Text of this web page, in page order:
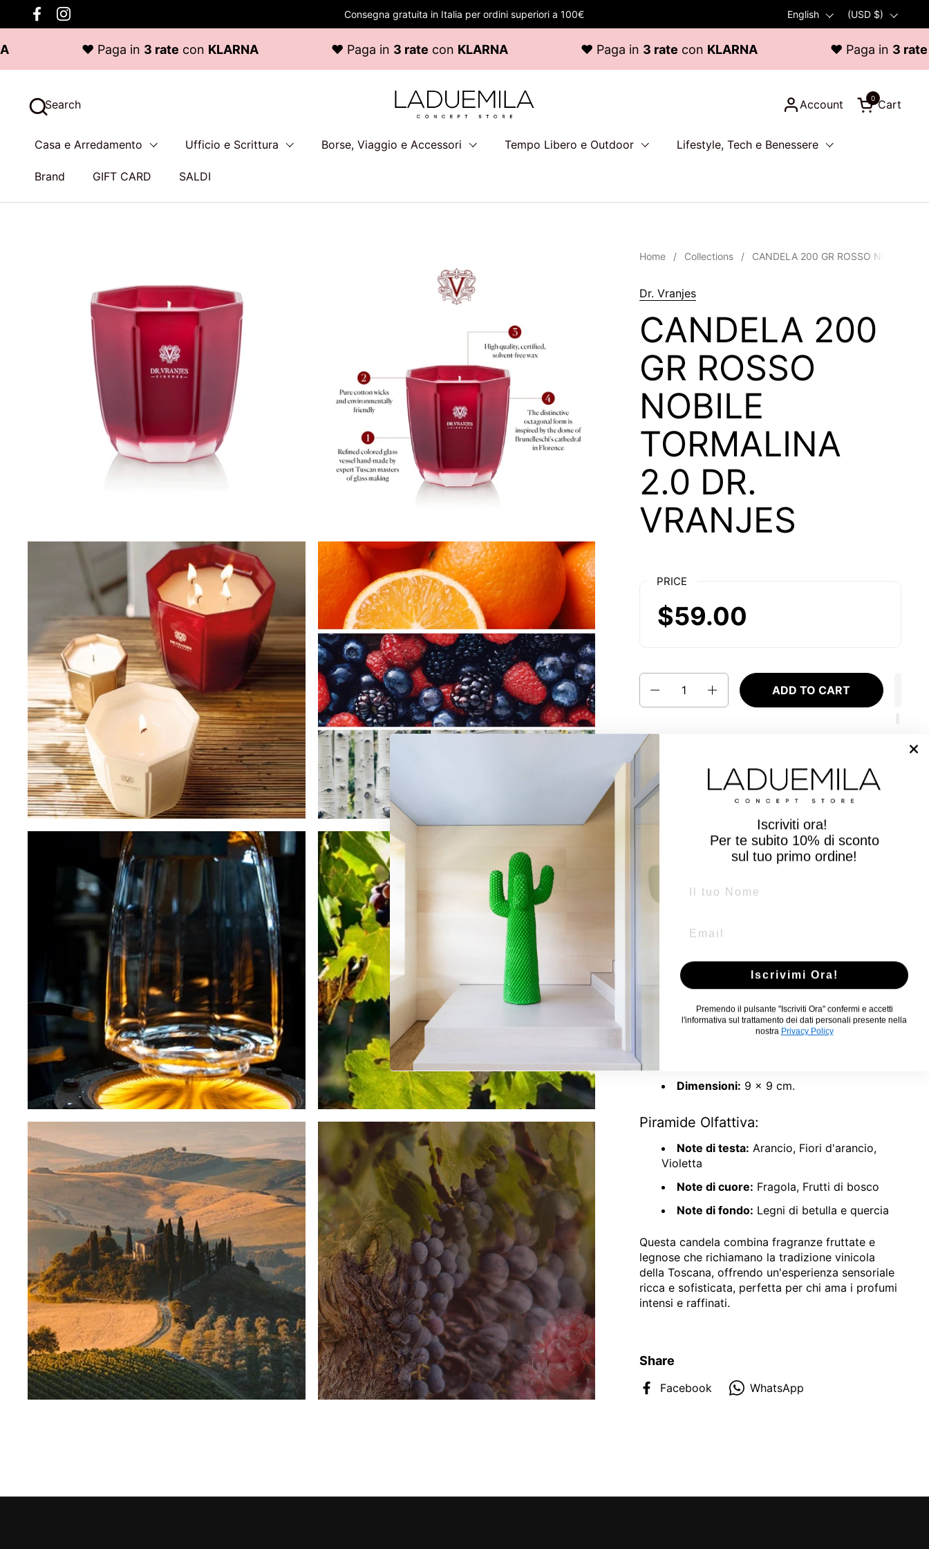
Skip to content
FacebookInstagram
Consegna gratuita in Italia per ordini superiori a 100€ Language
English Country/region
(USD $)
Paga in 3 rateconKLARNA ♥ Paga in 3 rateconKLARNA ♥ Paga in 3 rateconKLARNA ♥ Paga in 3 rateconKLARNA
Search Account
Open cart
Cart
0
Casa e Arredamento Ufficio e Scrittura Borse, Viaggio e Accessori Tempo Libero e Outdoor Lifestyle, Tech e Benessere
Brand GIFT CARD SALDI
Home / Collections / CANDELA 200 GR ROSSO NOBILE
Dr. Vranjes
CANDELA 200
GR ROSSO
NOBILE
TORMALINA
2.0 DR.
VRANJES
PRICE
$59.00
ADD TO CART
Candela Tormalina
Rosso Nobile - Taglia
S
Candela d'arredo profumata Rosso Nobile
cattura l'essenza della Toscana, evocando
l'atmosfera calda e avvolgente dei vigneti
color tormalina , questa candela non solo
profuma, ma aggiunge anche un tocco di
Caratteristiche:
Fragranza ispirata al vino rosso toscano
Peso:circa 200g.
Dimensioni: 9 x 9 cm.
Piramide Olfattiva:
Note di testa: Arancio, Fiori d'arancio,
Violetta
Note di cuore: Fragola, Frutti di bosco
Note di fondo: Legni di betulla e quercia
Questa candela combina fragranze fruttate e
legnose che richiamano la tradizione vinicola
della Toscana, offrendo un'esperienza sensoriale
ricca e sofisticata, perfetta per chi ama i profumi
intensi e raffinati.
Share
Facebook WhatsApp
Iscriviti ora!
Per te subito10% di sconto
sul tuo primo ordine!
Iscrivimi Ora!
Premendo il pulsante "Iscriviti Ora" confermi e accetti
l'informativa sul trattamento dei dati personali presente nella
nostra Privacy Policy